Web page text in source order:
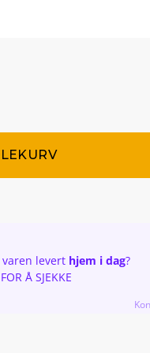
levert hjem i dag?
Å SJEKKE